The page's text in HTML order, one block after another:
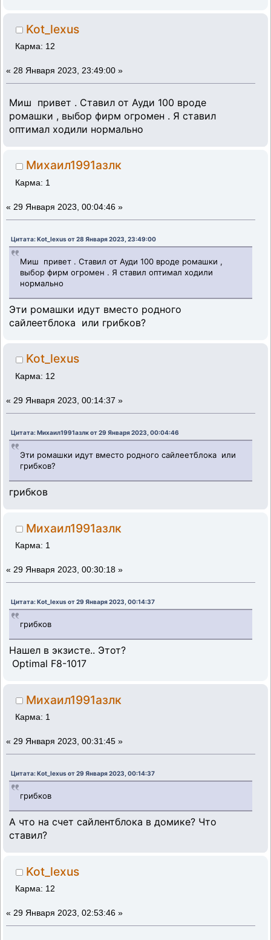
Kot_lexus
Карма: 12
« 28 Января 2023, 23:49:00 »
Миш привет . Ставил от Ауди 100 вроде
ромашки , выбор фирм огромен . Я ставил
оптимал ходили нормально
Михаил1991азлк
Карма: 1
« 29 Января 2023, 00:04:46 »
Цитата: Kot_lexus от 28 Января 2023, 23:49:00
Миш привет . Ставил от Ауди 100 вроде ромашки ,
выбор фирм огромен . Я ставил оптимал ходили
нормально
Эти ромашки идут вместо родного
сайлеетблока или грибков?
Kot_lexus
Карма: 12
« 29 Января 2023, 00:14:37 »
Цитата: Михаил1991азлк от 29 Января 2023, 00:04:46
Эти ромашки идут вместо родного сайлеетблока или
грибков?
грибков
Михаил1991азлк
Карма: 1
« 29 Января 2023, 00:30:18 »
Цитата: Kot_lexus от 29 Января 2023, 00:14:37
грибков
Нашел в экзисте.. Этот?
Optimal F8-1017
Михаил1991азлк
Карма: 1
« 29 Января 2023, 00:31:45 »
Цитата: Kot_lexus от 29 Января 2023, 00:14:37
грибков
А что на счет сайлентблока в домике? Что
ставил?
Kot_lexus
Карма: 12
« 29 Января 2023, 02:53:46 »